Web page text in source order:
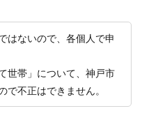
はないので、各個人で申
世帯」について、神戸市
で不正はできません。